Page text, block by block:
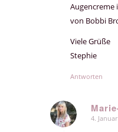
Augencreme
von Bobbi
Viele Grüße
Stephie
Antworten
sagte:
4.